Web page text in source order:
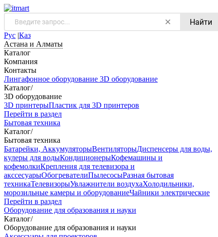
Найти
Рус |Қаз
Астана и Алматы
Каталог
Компания
Контакты
Лингафонное оборудование 3D оборудование
Каталог/
3D оборудование
3D принтерыПластик для 3D принтеров
Перейти в раздел
Бытовая техника
Каталог/
Бытовая техника
Батарейки, АккумуляторыВентиляторыДиспенсеры для воды,
кулеры для водыКондиционерыКофемашины и
кофемолкиКрепления для телевизора и
акссесуарыОбогревателиПылесосыРазная бытовая
техникаТелевизорыУвлажнители воздухаХолодильники,
морозильные камеры и оборудованиеЧайники электрические
Перейти в раздел
Оборудование для образования и науки
Каталог/
Оборудование для образования и науки